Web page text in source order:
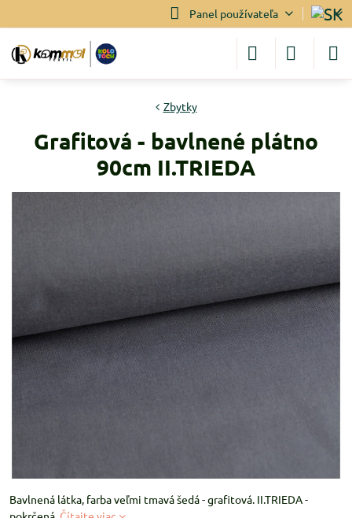
Panel používateľa
Zbytky
Grafitová - bavlnené plátno
90cm II.TRIEDA
Bavlnená látka, farba veľmi tmavá šedá - grafitová. II.TRIEDA -